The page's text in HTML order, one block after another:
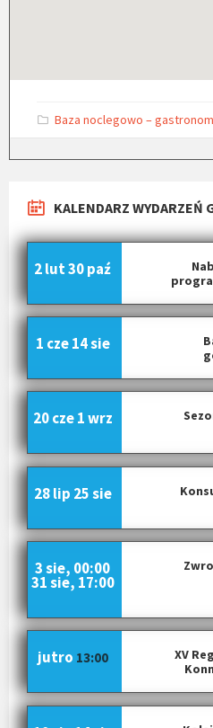
C
t
i
e
s
:
Baza noclegowo –
KALENDARZ WYDARZEŃ
2 lut30 paź
1 cze 14 sie
20 cze 1 wrz
28 lip 25 sie
3 sie, 00:00
31 sie, 17:00
XV
jutro 13:00